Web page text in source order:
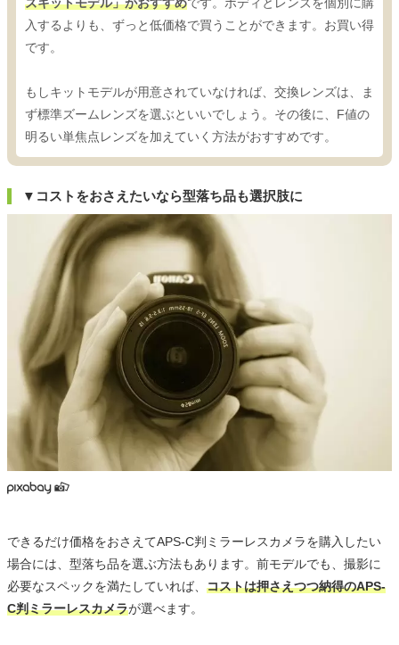
ズキットモデル」がおすすめです。ボディとレンズを個別に購
入するよりも、ずっと低価格で買うことができます。お買い得
です。
もしキットモデルが用意されていなければ、交換レンズは、ま
ず標準ズームレンズを選ぶといいでしょう。その後に、F値の
明るい単焦点レンズを加えていく方法がおすすめです。
▼コストをおさえたいなら型落ち品も選択肢に
できるだけ価格をおさえてAPS-C判ミラーレスカメラを購入したい
場合には、型落ち品を選ぶ方法もあります。前モデルでも、撮影に
必要なスペックを満たしていれば、 コストは押さえつつ納得のAPS-
C判ミラーレスカメラが選べます。